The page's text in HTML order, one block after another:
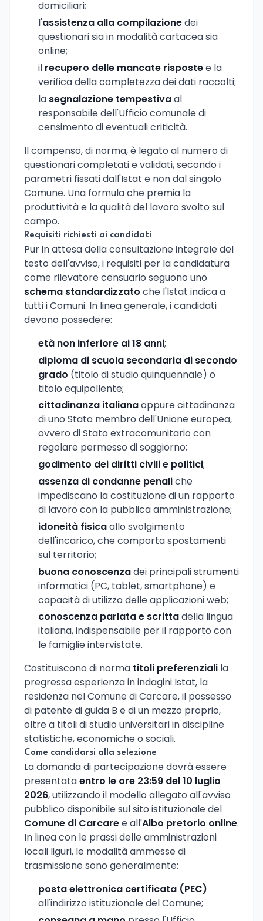
domiciliari;
l'assistenza alla compilazionedei
questionari sia in modalità cartacea sia
online;
il recupero delle mancate rispostee la
verifica della completezza dei dati raccolti;
la segnalazione tempestivaal
responsabile dell'Ufficio comunale di
censimento di eventuali criticità.
Il compenso, di norma, è legato al numero di
questionari completati e validati, secondo i
parametri fissati dall'Istat e non dal singolo
Comune. Una formula che premia la
produttività e la qualità del lavoro svolto sul
campo.
Requisiti richiesti ai candidati
Pur in attesa della consultazione integrale del
testo dell'avviso, i requisiti per la candidatura
come rilevatore censuario seguono uno
schema standardizzato che l'Istat indica a
tutti i Comuni. In linea generale, i candidati
devono possedere:
età non inferiore ai 18 anni;
diploma di scuola secondaria di secondo
grado (titolo di studio quinquennale) o
titolo equipollente;
cittadinanza italianaoppure cittadinanza
di uno Stato membro dell'Unione europea,
ovvero di Stato extracomunitario con
regolare permesso di soggiorno;
godimento dei diritti civili e politici;
assenza di condanne penaliche
impediscano la costituzione di un rapporto
di lavoro con la pubblica amministrazione;
idoneità fisicaallo svolgimento
dell'incarico, che comporta spostamenti
sul territorio;
buona conoscenzadei principali strumenti
informatici (PC, tablet, smartphone) e
capacità di utilizzo delle applicazioni web;
conoscenza parlata e scrittadella lingua
italiana, indispensabile per il rapporto con
le famiglie intervistate.
Costituiscono di norma titoli preferenziali la
pregressa esperienza in indagini Istat, la
residenza nel Comune di Carcare, il possesso
di patente di guida B e di un mezzo proprio,
oltre a titoli di studio universitari in discipline
statistiche, economiche o sociali.
Come candidarsi alla selezione
La domanda di partecipazione dovrà essere
presentataentro le ore 23:59 del 10 luglio
2026, utilizzando il modello allegato all'avviso
pubblico disponibile sul sito istituzionale del
Comune di Carcaree all'Albo pretorio online.
In linea con le prassi delle amministrazioni
locali liguri, le modalità ammesse di
trasmissione sono generalmente:
posta elettronica certificata (PEC)
all'indirizzo istituzionale del Comune;